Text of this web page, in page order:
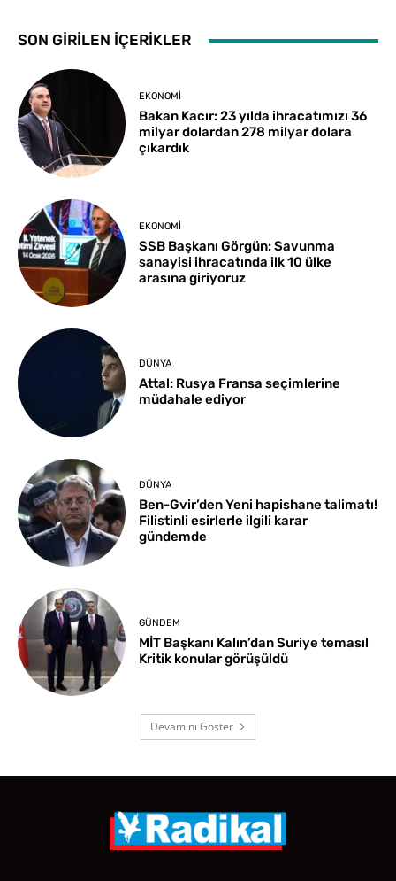
SON GİRİLEN İÇERİKLER
EKONOMI
Bakan Kacır: 23 yılda ihracatımızı 36
milyar dolardan 278 milyar dolara
çıkardık
EKONOMI
SSB Başkanı Görgün: Savunma
sanayisi ihracatında ilk 10 ülke
arasına giriyoruz
DÜNYA
Attal: Rusya Fransa seçimlerine
müdahale ediyor
DÜNYA
Ben-Gvir’den Yeni hapishane talimatı!
Filistinli esirlerle ilgili karar
gündemde
GÜNDEM
MİT Başkanı Kalın’dan Suriye teması!
Kritik konular görüşüldü
Devamını Göster